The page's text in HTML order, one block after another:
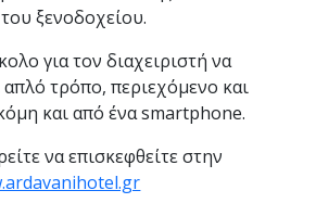
ξενοδοχείου.
για τον διαχειριστή να
απλό τρόπο, περιεχόμενο και
και από ένα smartphone.
να επισκεφθείτε στην